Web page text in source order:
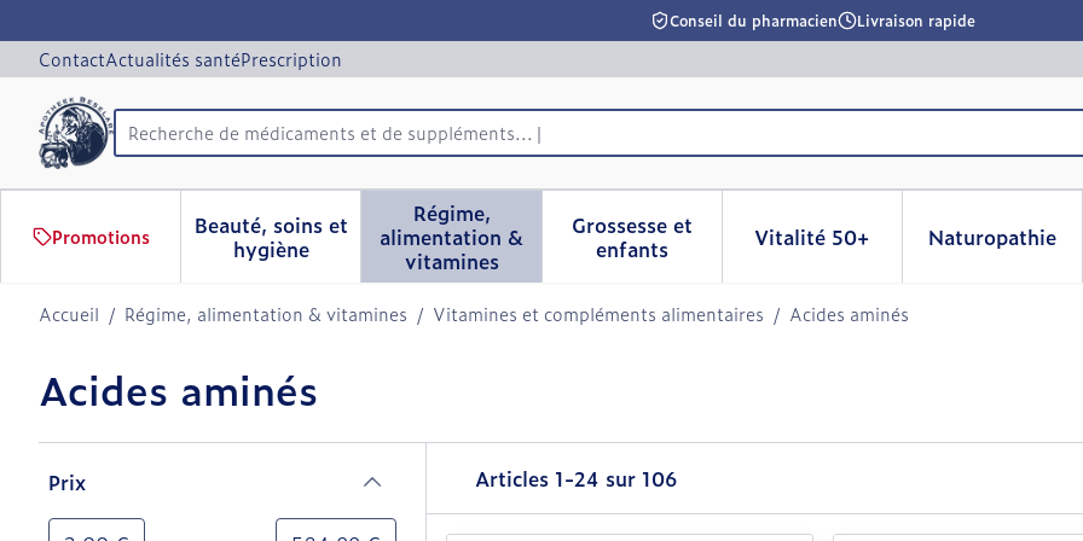
Conseil du pharmacien Livraison rapide
ContactActualités santéPrescription
Rechercher
Recherche de médicaments et de supplément
Promotions
Beauté, soins et
hygièneAfficher le sous-menu pour la catégorie Beauté, soins et hygiène
Régime,
alimentation &
vitaminesAfficher le sous-menu pour la catégorie Régime, alimentation &
Grossesse et
enfantsAfficher le sous-menu pour la catégorie
Vitalité 50+Afficher le sous-menu pour
Naturopathie
Afficher
Accueil / Régime, alimentation & vitamines / Vitamines et compléments alimentaires / Acides aminés
Acides aminés
Prix
Articles 1-24 sur 106